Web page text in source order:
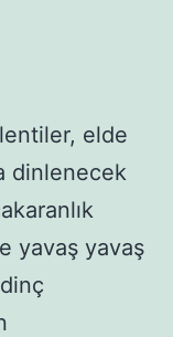
elde
dinlenecek
yavaş yavaş